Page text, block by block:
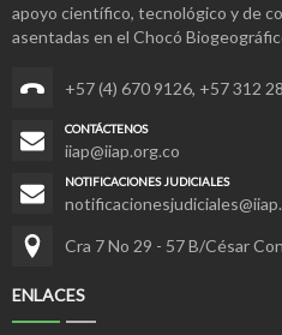
apoyo científico, tecnológico y de
asentadas en el Chocó
+57 (4) 670 9126, +57 312
CONTÁCTENOS
iiap@iiap.org.co
NOTIFICACIONES JUDICIALES
Cra 7 No 29 - 57 B/César
ENLACES